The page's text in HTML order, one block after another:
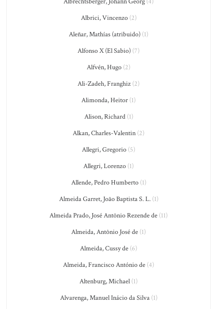
Albrici, Vincenzo(2)
Aleñar, Mathías (atribuido) (1)
Alfonso X (El Sabio) (7)
Alfvén, Hugo (2)
Ali-Zadeh, Franghiz (2)
Alimonda, Heitor (1)
Alison, Richard(1)
Alkan, Charles-Valentin (2)
Allegri, Gregorio (5)
Allegri, Lorenzo (1)
Allende, Pedro Humberto(1)
Almeida Garret, João Baptista S. L.(1)
Almeida Prado, José Antônio Rezende de (11)
Almeida, Antônio José de (1)
Almeida, Cussy de (6)
Almeida, Francisco António de (4)
Altenburg, Michael (1)
Alvarenga, Manuel Inácio da Silva(1)